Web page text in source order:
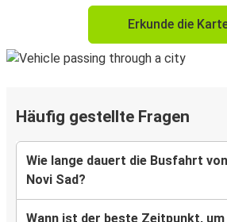
Erkunde die
Häufig gestellte Fragen
Wie lange dauert die Busfahrt
Novi Sad?
Wann ist der beste Zeitpunkt,